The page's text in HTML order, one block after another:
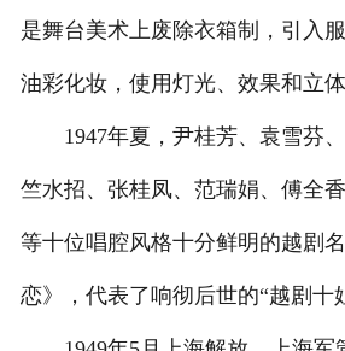
是舞台美术上废除衣箱制，引入
油彩化妆，使用灯光、效果和立体
1947年夏，尹桂芳、袁雪芬、
竺水招、张桂凤、范瑞娟、傅全
等十位唱腔风格十分鲜明的越剧
恋》，代表了响彻后世的“越剧十